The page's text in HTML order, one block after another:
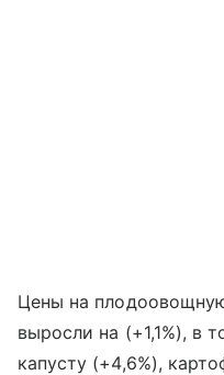
Цены на
выросли на (+1,1%), в
капусту (+4,6%),